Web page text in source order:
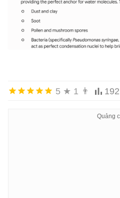
5 ★ 1 👨 192